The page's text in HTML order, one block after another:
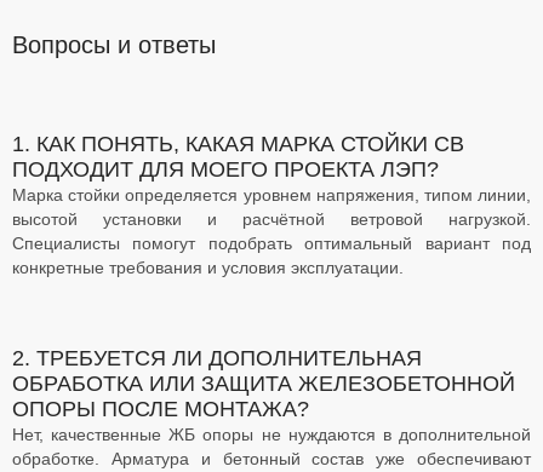
Вопросы и ответы
1. КАК ПОНЯТЬ, КАКАЯ МАРКА СТОЙКИ СВ
ПОДХОДИТ ДЛЯ МОЕГО ПРОЕКТА ЛЭП?
Марка стойки определяется уровнем напряжения, типом линии,
высотой установки и расчётной ветровой нагрузкой.
Специалисты помогут подобрать оптимальный вариант под
конкретные требования и условия эксплуатации.
2. ТРЕБУЕТСЯ ЛИ ДОПОЛНИТЕЛЬНАЯ
ОБРАБОТКА ИЛИ ЗАЩИТА ЖЕЛЕЗОБЕТОННОЙ
ОПОРЫ ПОСЛЕ МОНТАЖА?
Нет, качественные ЖБ опоры не нуждаются в дополнительной
обработке. Арматура и бетонный состав уже обеспечивают